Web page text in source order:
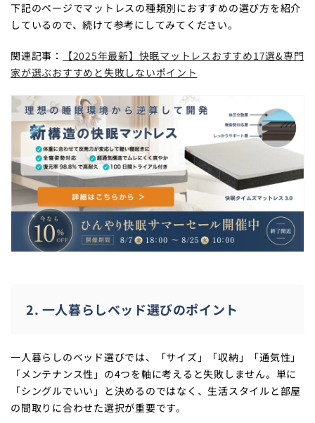
下記のページでマットレスの種類別におすすめの選び方を紹介
しているので、続けて参考にしてみてください。
関連記事：
【2025年最新】快眠マットレスおすすめ17選&専門
家が選ぶおすすめと失敗しないポイント
2. 一人暮らしベッド選びのポイント
一人暮らしのベッド選びでは、「サイズ」「収納」「通気性」
「メンテナンス性」の4つを軸に考えると失敗しません。単に
「シングルでいい」と決めるのではなく、生活スタイルと部屋
の間取りに合わせた選択が重要です。